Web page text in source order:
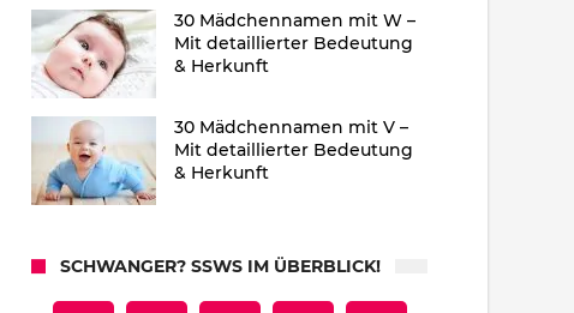
30 Mädchennamen mit W –
Mit detaillierter Bedeutung
& Herkunft
30 Mädchennamen mit V –
Mit detaillierter Bedeutung
& Herkunft
SCHWANGER? SSWS IM ÜBERBLICK!